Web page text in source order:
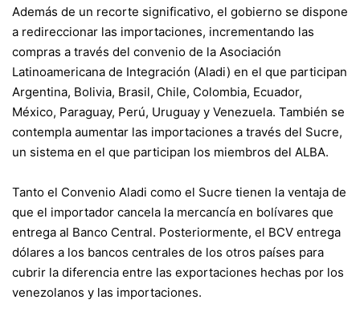
Además de un recorte significativo, el gobierno se dispone
a redireccionar las importaciones, incrementando las
compras a través del convenio de la Asociación
Latinoamericana de Integración (Aladi) en el que participan
Argentina, Bolivia, Brasil, Chile, Colombia, Ecuador,
México, Paraguay, Perú, Uruguay y Venezuela. También se
contempla aumentar las importaciones a través del Sucre,
un sistema en el que participan los miembros del ALBA.
Tanto el Convenio Aladi como el Sucre tienen la ventaja de
que el importador cancela la mercancía en bolívares que
entrega al Banco Central. Posteriormente, el BCV entrega
dólares a los bancos centrales de los otros países para
cubrir la diferencia entre las exportaciones hechas por los
venezolanos y las importaciones.